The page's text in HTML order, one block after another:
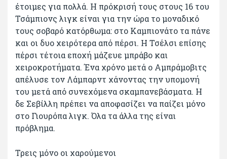
έτοιμες για πολλά. Η πρόκρισή τους στους 16 του
Τσάμπιονς λιγκ είναι για την ώρα το μοναδικό
τους σοβαρό κατόρθωμα: στο Καμπιονάτο τα πάνε
και οι δυο χειρότερα από πέρσι. Η Τσέλσι επίσης
πέρσι τέτοια εποχή μάζευε μπράβο και
χειροκροτήματα. Ένα χρόνο μετά ο Αμπράμοβιτς
απέλυσε τον Λάμπαρντ χάνοντας την υπομονή
του μετά από συνεχόμενα σκαμπανεβάσματα. Η
δε Σεβίλλη πρέπει να αποφασίζει να παίζει μόνο
στο Γιουρόπα λιγκ. Όλα τα άλλα της είναι
πρόβλημα.
Τρεις μόνο οι χαρούμενοι